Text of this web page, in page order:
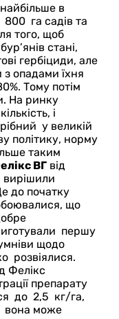
в
800 га садів та
того, щоб
стані,
гербіциди, але
опадами їхня
Тому потім
На ринку
і
у великій
політику, норму
таким
ВГ від
вирішили
до початку
що
першу
щодо
розвіялися.
Фелікс
препарату
до 2,5 кг/га,
вона може